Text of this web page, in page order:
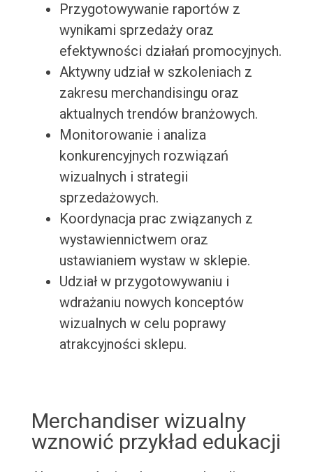
Przygotowywanie raportów z
wynikami sprzedaży oraz
efektywności działań promocyjnych.
Aktywny udział w szkoleniach z
zakresu merchandisingu oraz
aktualnych trendów branżowych.
Monitorowanie i analiza
konkurencyjnych rozwiązań
wizualnych i strategii
sprzedażowych.
Koordynacja prac związanych z
wystawiennictwem oraz
ustawianiem wystaw w sklepie.
Udział w przygotowywaniu i
wdrażaniu nowych konceptów
wizualnych w celu poprawy
atrakcyjności sklepu.
Merchandiser wizualny
wznowić przykład edukacji